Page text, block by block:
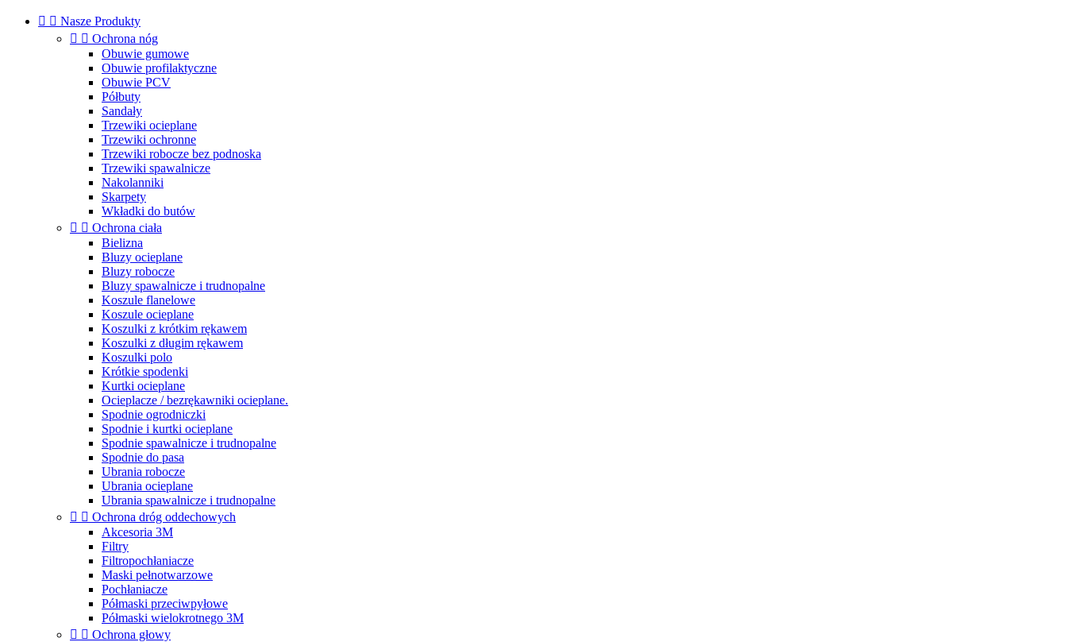
  Nasze Produkty
  Ochrona nóg
Obuwie gumowe
Obuwie profilaktyczne
Obuwie PCV
Półbuty
Sandały
Trzewiki ocieplane
Trzewiki ochronne
Trzewiki robocze bez podnoska
Trzewiki spawalnicze
Nakolanniki
Skarpety
Wkładki do butów
  Ochrona ciała
Bielizna
Bluzy ocieplane
Bluzy robocze
Bluzy spawalnicze i trudnopalne
Koszule flanelowe
Koszule ocieplane
Koszulki z krótkim rękawem
Koszulki z długim rękawem
Koszulki polo
Krótkie spodenki
Kurtki ocieplane
Ocieplacze / bezrękawniki ocieplane.
Spodnie ogrodniczki
Spodnie i kurtki ocieplane
Spodnie spawalnicze i trudnopalne
Spodnie do pasa
Ubrania robocze
Ubrania ocieplane
Ubrania spawalnicze i trudnopalne
  Ochrona dróg oddechowych
Akcesoria 3M
Filtry
Filtropochłaniacze
Maski pełnotwarzowe
Pochłaniacze
Półmaski przeciwpyłowe
Półmaski wielokrotnego 3M
  Ochrona głowy